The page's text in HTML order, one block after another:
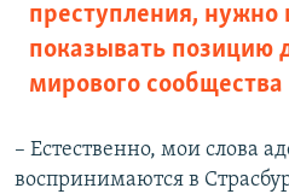
преступления, нужно
показывать позицию
мирового сообщества
– Естественно, мои слова
воспринимаются в